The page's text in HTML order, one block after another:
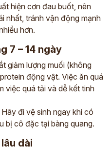
hiện cơn đau buốt, nên
nhất, tránh vận động mạnh
hơn.
7 – 14 ngày
giảm lượng muối (không
động vật. Việc ăn quá
việc quá tải và dễ kết tinh
Hãy đi vệ sinh ngay khi có
bị cô đặc tại bàng quang.
dài